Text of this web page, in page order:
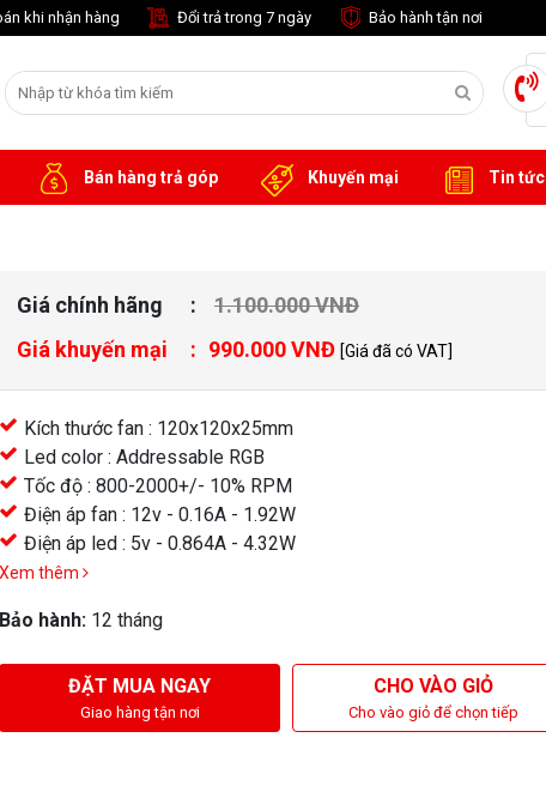
khi nhận hàng Đổi trả trong 7 ngày Bảo hành tận nơi
Bán hàng trả góp Khuyến mại Tin tức
Giá chính hãng
1.100.000 VNĐ
Giá khuyến mại
990.000 VNĐ [Giá đã có VAT]
Kích thước fan : 120x120x25mm
Led color : Addressable RGB
Tốc độ : 800-2000+/- 10% RPM
Điện áp fan : 12v - 0.16A - 1.92W
Điện áp led : 5v - 0.864A - 4.32W
Xem thêm
Bảo hành: 12 tháng
ĐẶT MUA NGAY
Giao hàng tận nơi
CHO VÀO GIỎ
Cho vào giỏ để chọn tiếp